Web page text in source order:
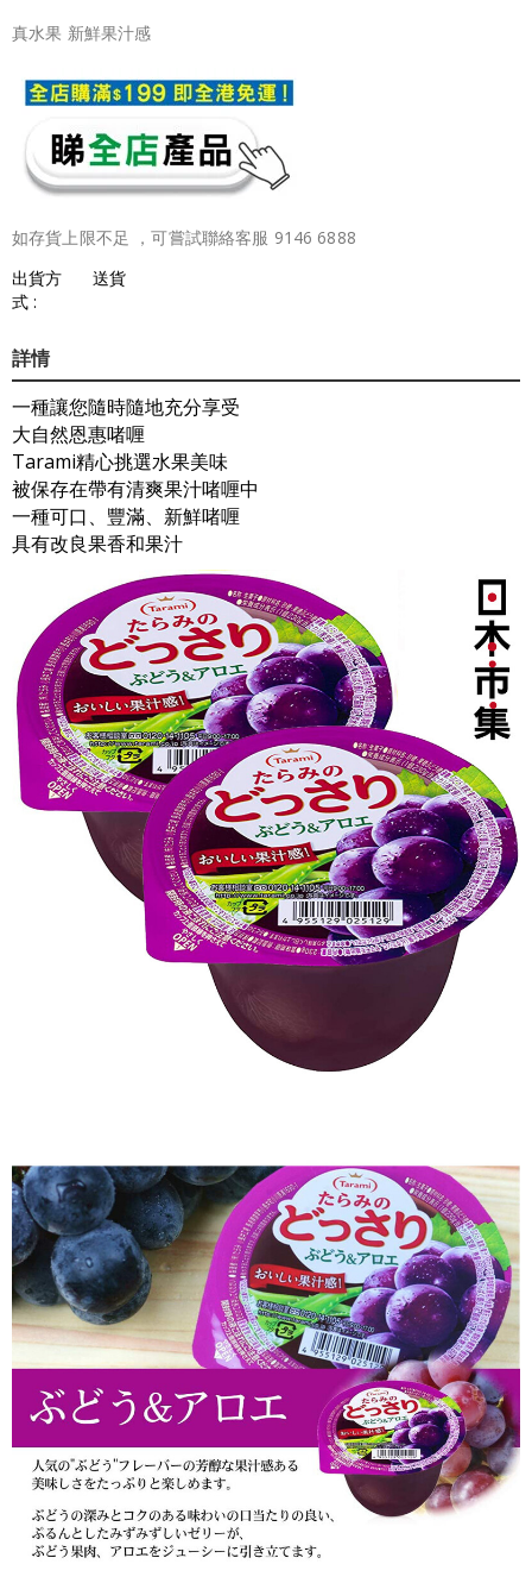
真水果 新鮮果汁感
如存貨上限不足 ，可嘗試聯絡客服 9146 6888
出貨方
式 :
送貨
詳情
一種讓您隨時隨地充分享受
大自然恩惠啫喱
Tarami精心挑選水果美味
被保存在帶有清爽果汁啫喱中
一種可口、豐滿、新鮮啫喱
具有改良果香和果汁